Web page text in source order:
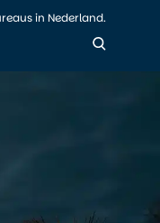
in Nederland.